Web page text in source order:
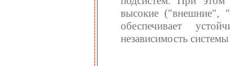
высокие ("внешние",
обеспечивает
независимость